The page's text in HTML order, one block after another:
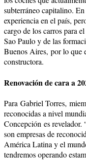
subterráneo capitalino.
experiencia en el país,
cargo de los carros para
Sao Paulo y de las
Buenos Aires, por lo que
constructora.
Renovación de cara a
Para Gabriel Torres,
reconocidas a nivel
Concepción es revelador.
son empresas de
América Latina y el
tendremos operando